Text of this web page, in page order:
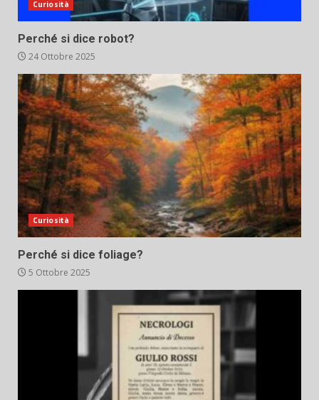
Curiosità
Perché si dice robot?
24 Ottobre 2025
Curiosità
Perché si dice foliage?
5 Ottobre 2025